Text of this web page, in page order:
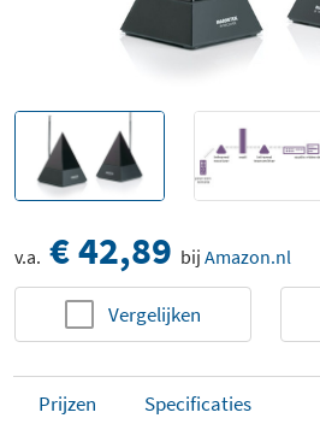
v.a. € 42,89 bij Amazon.nl
Vergelijken
Prijzen Specificaties